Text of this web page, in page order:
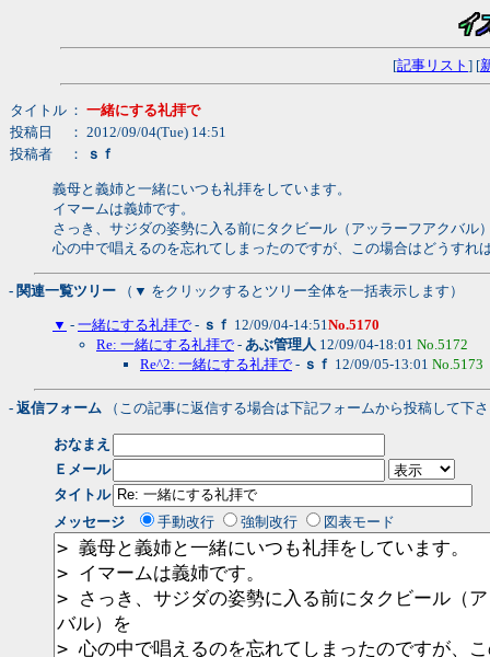
[記事リスト ] [
タイトル ： 一緒にする礼拝で
投稿日
： 2012/09/04(Tue) 14:51
投稿者
： ｓｆ
義母と義姉と一緒にいつも礼拝をしています。
イマームは義姉です。
さっき、サジダの姿勢に入る前にタクビール（アッラーフアクバル
心の中で唱えるのを忘れてしまったのですが、この場合はどうすれ
- 関連一覧ツリー （▼ をクリックするとツリー全体を一括表示します）
▼ - 一緒にする礼拝で - ｓｆ 12/09/04-14:51No.5170
Re: 一緒にする礼拝で - あぶ管理人 12/09/04-18:01 No.5172
Re^2: 一緒にする礼拝で - ｓｆ 12/09/05-13:01 No.5173
- 返信フォーム （この記事に返信する場合は下記フォームから投稿して下
おなまえ
Ｅメール
タイトル
メッセージ
手動改行 強制改行 図表モード